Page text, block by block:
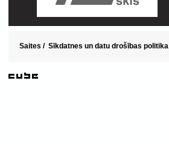
Saites / Sīkdatnes un datu drošības politika